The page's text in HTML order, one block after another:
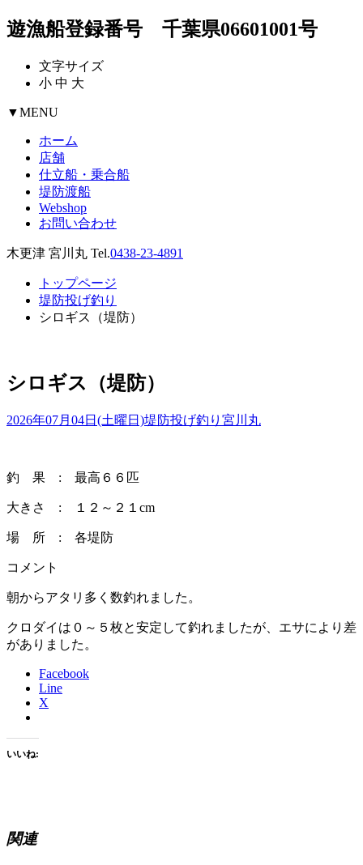
遊漁船登録番号 千葉県06601001号
文字サイズ
小 中 大
▼MENU
ホーム
店舗
仕立船・乗合船
堤防渡船
Webshop
お問い合わせ
木更津 宮川丸 Tel.0438-23-4891
トップページ
堤防投げ釣り
シロギス（堤防）
シロギス（堤防）
2026年07月04日(土曜日)堤防投げ釣り 宮川丸
釣 果 : 最高６６匹
大きさ : １２～２１cm
場 所 : 各堤防
コメント
朝からアタリ多く数釣れました。
クロダイは０～５枚と安定して釣れましたが、エサにより差
がありました。
Facebook
Line
X
いいね:
関連